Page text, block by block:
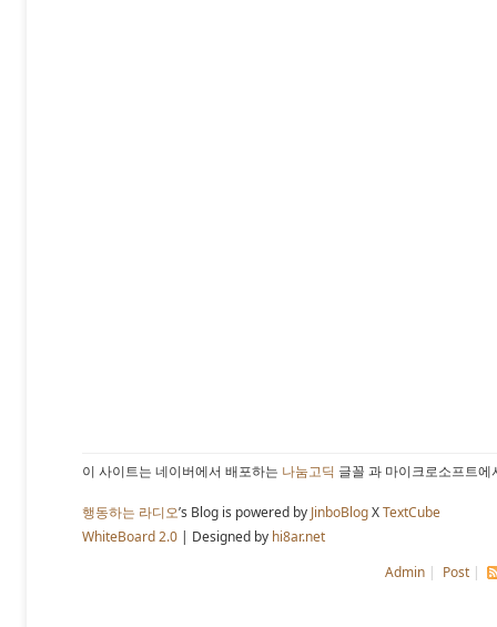
이 사이트는 네이버에서 배포하는 나눔고딕 글꼴 과 마이크로소프트
행동하는 라디오’s Blog is powered by JinboBlogXTextCube
WhiteBoard 2.0 | Designed by hi8ar.net
Admin | Post |